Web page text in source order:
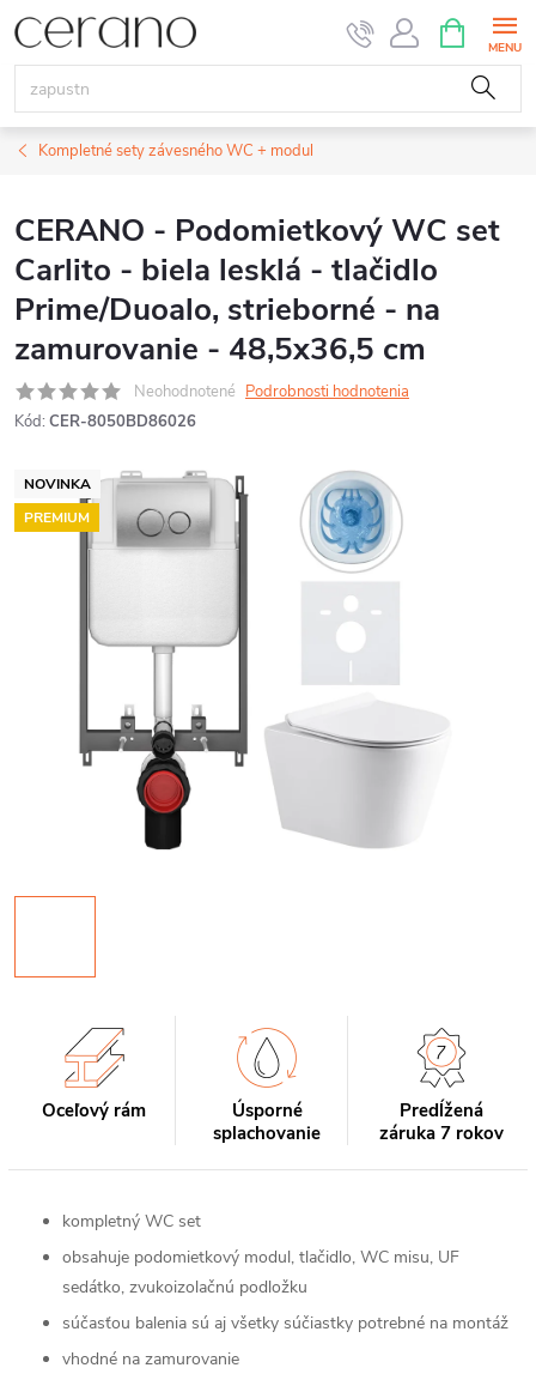
Prejsť
na
obsah
KOŠÍK
Kompletné sety závesného WC + modul
CERANO - Podomietkový WC set
Carlito - biela lesklá - tlačidlo
Prime/Duoalo, strieborné - na
zamurovanie - 48,5x36,5 cm
Neohodnotené Podrobnosti hodnotenia
Kód: CER-8050BD86026
NOVINKA
PREMIUM
Oceľový rám
Úsporné
splachovanie
Predĺžená
záruka 7 rokov
kompletný WC set
obsahuje podomietkový modul, tlačidlo, WC misu, UF
sedátko, zvukoizolačnú podložku
súčasťou balenia sú aj všetky súčiastky potrebné na montáž
vhodné na zamurovanie